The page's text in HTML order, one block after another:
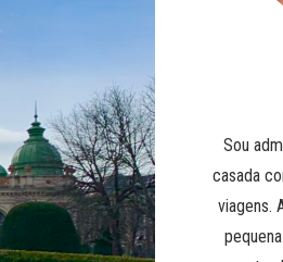
Sou
casada
viagens.